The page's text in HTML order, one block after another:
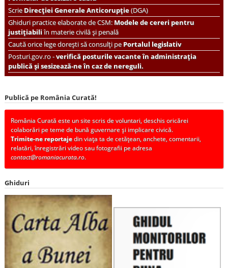
ScrieDirecției Generale Anticorupție(DGA)
Ghiduri practice elaborate de CSM: Modele de cereri pentru
justițiabiliîn materie civilă și penală
Caută orice lege dorești să consulți pePortalul legislativ
Posturi.gov.ro -verifică posturile vacante în administrația
publică și sesizează-ne în caz de nereguli.
Publică pe România Curată!
România Curată este un site scris de voluntari, deschis oricărei
colaborări pe teme de bună guvernare și implicare civică.
Trimite-ne reportajedin viața ta de cetățean, anchete, comentarii,
relatări, înregistrări video sau fotografii pe adresa
contact@romaniacurata.ro.
Ghiduri